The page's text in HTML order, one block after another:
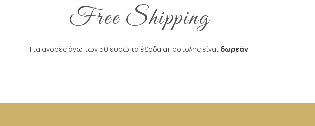
Free Shipping
Για αγορές άνω των 50 ευρώ τα έξοδα αποστολής είναι δωρεάν.